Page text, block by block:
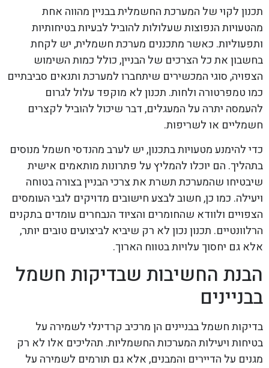
תכנון לקוי של המערכת החשמלית בבניין מהווה אחת
מהטעויות הנפוצות שעלולות להוביל לבעיות בטיחותיות
ותפעוליות. כאשר מתכננים מערכת חשמלית, יש לקחת
בחשבון את כל הצרכים של הבניין, כולל כמות השימוש
הצפויה, סוגי המכשירים שיתחברו למערכת ותנאים סביבתיים
כמו טמפרטורה ולחות. תכנון לא מוקפד עלול לגרום
להעמסה יתרה על המעגלים, דבר שיכול להוביל לקצרים
חשמליים או לשריפות.
כדי להימנע מטעויות בתכנון, יש לערב מהנדסי חשמל מנוסים
בתהליך. הם יוכלו להמליץ על פתרונות מותאמים אישית
שיבטיחו שהמערכת תשרת את צרכי הבניין בצורה בטוחה
ויעילה. כמו כן, חשוב לבצע חישובים מדויקים לגבי העומסים
הצפויים ולוודא שהחומרים והציוד הנבחרים עומדים בתקנים
הרלוונטיים. תכנון נכון לא רק שיביא לביצועים טובים יותר,
אלא גם יחסוך עלויות בטווח הארוך.
הבנת החשיבות שבדיקות חשמל
בבניינים
בדיקות חשמל בבניינים הן מרכיב קרדינלי לשמירה על
בטיחות ויעילות המערכות החשמליות. תהליכים אלו לא רק
מגנים על הדיירים והמבנים, אלא גם תורמים לשמירה על